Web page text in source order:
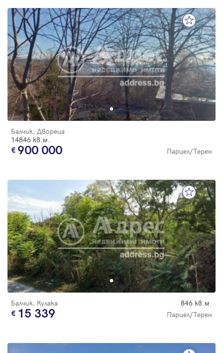
Балчик, Двореца
14846 кв.м.
900 000 Парцел/Терен
Балчик, Кулака 846 кв.м.
15 339 Парцел/Терен